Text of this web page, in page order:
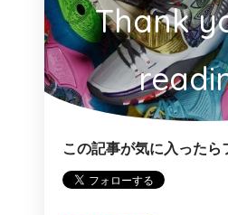
Thank
この記事が気に入ったら